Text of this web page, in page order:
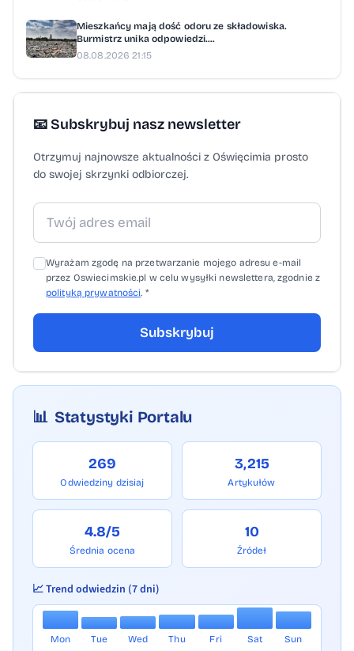
Mieszkańcy mają dość odoru ze składowiska.
Burmistrz unika odpowiedzi....
08.08.2026 21:15
📧 Subskrybuj nasz newsletter
Otrzymuj najnowsze aktualności z Oświęcimia prosto
do swojej skrzynki odbiorczej.
Wyrażam zgodę na przetwarzanie mojego adresu e-mail
przez Oswiecimskie.pl w celu wysyłki newslettera, zgodnie z
polityką prywatności . *
Subskrybuj
📊 Statystyki Portalu
269
Odwiedziny dzisiaj
3,215
Artykułów
4.8/5
Średnia ocena
10
Źródeł
📈 Trend odwiedzin (7 dni)
Mon Tue Wed Thu Fri Sat Sun